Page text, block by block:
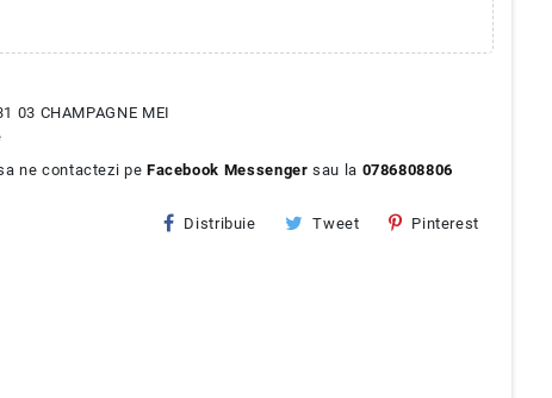
03 CHAMPAGNE MEI
ne contactezi pe Facebook Messenger sau la 0786808806
Distribuie Tweet Pinterest